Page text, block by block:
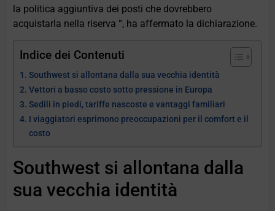
la politica aggiuntiva dei posti che dovrebbero
acquistarla nella riserva “, ha affermato la dichiarazione.
Indice dei Contenuti
Southwest si allontana dalla sua vecchia identità
Vettori a basso costo sotto pressione in Europa
Sedili in piedi, tariffe nascoste e vantaggi familiari
I viaggiatori esprimono preoccupazioni per il comfort e il
costo
Southwest si allontana dalla
sua vecchia identità